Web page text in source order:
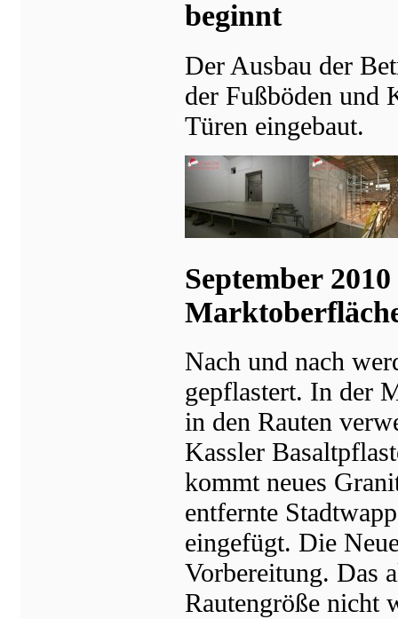
beginnt
Der Ausbau der
der Fußböden und
Türen eingebaut.
September
Nach und nach
gepflastert. In der
in den Rauten
Kassler
kommt neues
entfernte
eingefügt. Die
Vorbereitung. Das
Rautengröße nicht